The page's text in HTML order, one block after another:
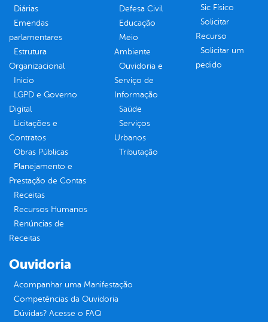
Diárias
Emendas
parlamentares
Estrutura
Organizacional
Inicio
LGPD e Governo
Digital
Licitações e
Contratos
Obras Públicas
Planejamento e
Prestação de Contas
Receitas
Recursos Humanos
Renúncias de
Receitas
Defesa Civil
Educação
Meio
Ambiente
Ouvidoria e
Serviço de
Informação
Saúde
Serviços
Urbanos
Tributação
Sic Físico
Solicitar
Recurso
Solicitar um
pedido
Ouvidoria
Acompanhar uma Manifestação
Competências da Ouvidoria
Dúvidas? Acesse o FAQ